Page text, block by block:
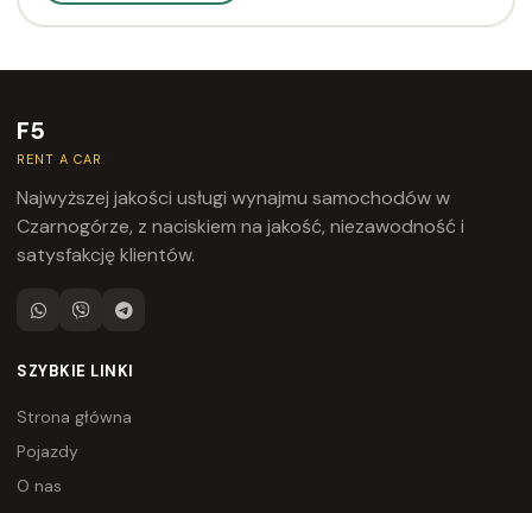
F5
RENT A CAR
Najwyższej jakości usługi wynajmu samochodów w
Czarnogórze, z naciskiem na jakość, niezawodność i
satysfakcję klientów.
SZYBKIE LINKI
Strona główna
Pojazdy
O nas